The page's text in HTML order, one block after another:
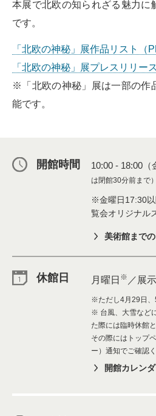
本展で北欧の知られざる魅力に
です。
「北欧の神秘」展作品リスト（
「北欧の神秘」展プレスリリー
※「北欧の神秘」展は一部の作
能です。
開館時間 10:00 - 18:00（
は閉館30分前まで）
※金曜日17:30
覧会オリジナル
美術館まで
休館日 月曜日 ※ ／展
※ただし4月29日、
※ 台風、大雪など
た際には臨時休館
その際にはトップ
ー）通知でご確認く
開館カレン